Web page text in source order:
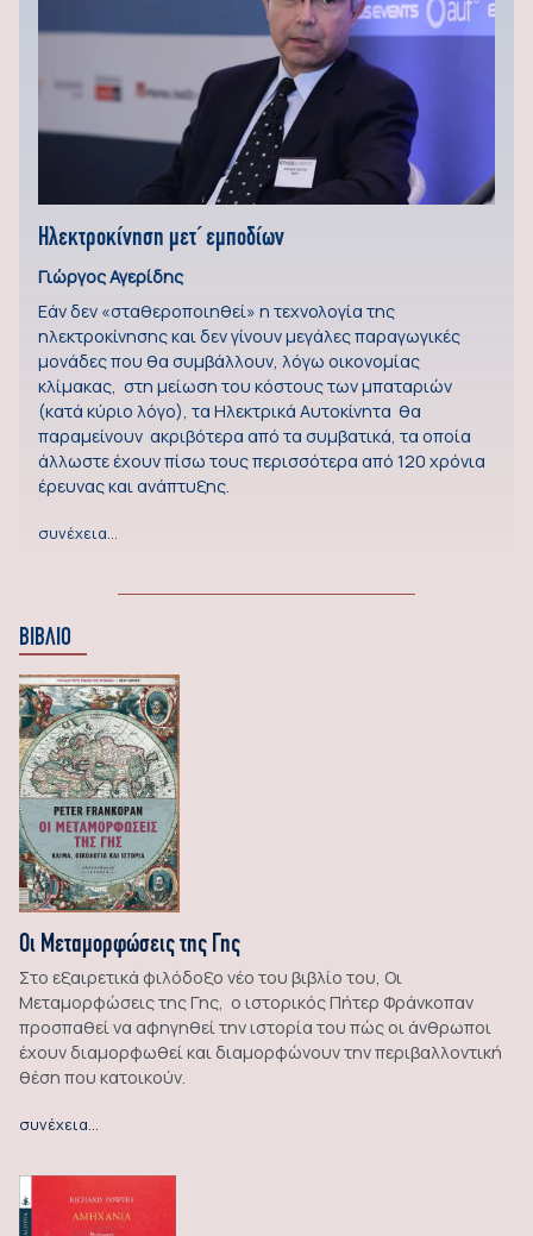
Ηλεκτροκίνηση μετ΄ εμποδίων
Γιώργος Αγερίδης
Εάν δεν «σταθεροποιηθεί» η τεχνολογία της
ηλεκτροκίνησης και δεν γίνουν μεγάλες παραγωγικές
μονάδες που θα συμβάλλουν, λόγω οικονομίας
κλίμακας, στη μείωση του κόστους των μπαταριών
(κατά κύριο λόγο), τα Ηλεκτρικά Αυτοκίνητα θα
παραμείνουν ακριβότερα από τα συμβατικά, τα οποία
άλλωστε έχουν πίσω τους περισσότερα από 120 χρόνια
έρευνας και ανάπτυξης.
συνέχεια…
ΒΙΒΛΙΟ
Οι Μεταμορφώσεις της Γης
Στο εξαιρετικά φιλόδοξο νέο του βιβλίο του, Οι
Μεταμορφώσεις της Γης, ο ιστορικός Πήτερ Φράνκοπαν
προσπαθεί να αφηγηθεί την ιστορία του πώς οι άνθρωποι
έχουν διαμορφωθεί και διαμορφώνουν την περιβαλλοντική
θέση που κατοικούν.
συνέχεια…